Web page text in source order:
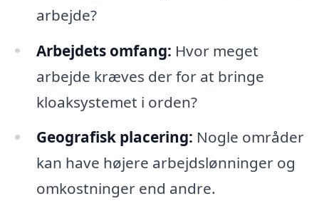
arbejde?
Arbejdets omfang: Hvor meget
arbejde kræves der for at bringe
kloaksystemet i orden?
Geografisk placering: Nogle områder
kan have højere arbejdslønninger og
omkostninger end andre.